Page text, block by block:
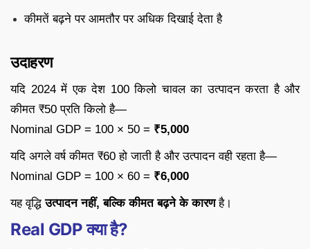
कीमतें बढ़ने पर आमतौर पर अधिक दिखाई देता है
उदाहरण
यदि 2024 में एक देश 100 किलो चावल का उत्पादन करता है और
कीमत ₹50 प्रति किलो है—
Nominal GDP = 100 × 50 = ₹5,000
यदि अगले वर्ष कीमत ₹60 हो जाती है और उत्पादन वही रहता है—
Nominal GDP = 100 × 60 = ₹6,000
यह वृद्धिउत्पादन नहीं, बल्कि कीमत बढ़ने के कारणहै।
Real GDP क्या है?